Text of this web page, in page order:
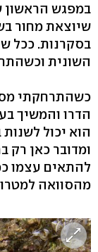
במפגש הראשון
שיוצאת מחור
בסקרנות. ככל
השונית
כשהתרחקתי
הדרו והמשיך
הוא יכול
ומדובר כאן רק
להתאים עצמו
מהסוואה